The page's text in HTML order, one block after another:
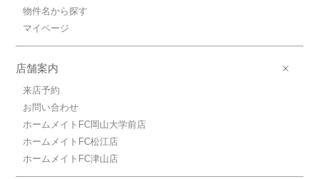
物件名から探す
マイページ
店舗案内
来店予約
お問い合わせ
ホームメイトFC岡山大学前店
ホームメイトFC松江店
ホームメイトFC津山店